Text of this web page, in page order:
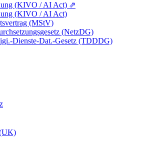
(KIVO / AI Act) ⇗
(KIVO / AI Act)
(MStV)
(NetzDG)
Dienste-Dat.-Gesetz (TDDDG)